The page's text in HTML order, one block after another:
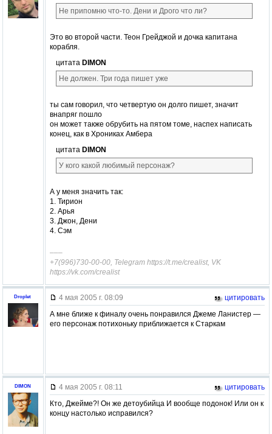
Не припомню что-то. Дени и Дрого что ли?
Это во второй части. Теон Грейджой и дочка капитана
корабля.
цитата DIMON
Не должен. Три года пишет уже
ты сам говорил, что четвертую он долго пишет, значит
внапряг пошло
он может также обрубить на пятом томе, наспех написать
конец, как в Хрониках Амбера
цитата DIMON
У кого какой любимый персонаж?
А у меня значить так:
1. Тирион
2. Арья
3. Джон, Дени
4. Сэм
–––
+7(996)730-00-00, Telegram https://t.me/crealist, VK
https://vk.com/crealist
Droplet 4 мая 2005 г. 08:09
цитировать
А мне ближе к финалу очень понравился Джеме Ланистер —
его персонаж потихоньку приближается к Старкам
DIMON 4 мая 2005 г. 08:11
цитировать
Кто, Джейме?! Он же детоубийца И вообще подонок! Или он к
концу настолько исправился?